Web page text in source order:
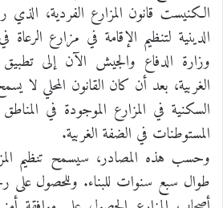
الكنيست قانون المزارع الفردية،
الدينية لتنظيم الإقامة في مزارع
وزارة الدفاع والجيش الآن إلى
الغربية، بعد أن كان القانون المحلي لا
السكنية في المزارع الموجودة في
المستوطنات في الضفة الغربية.
وحسب هذه المصادر، سيسمح تنظيم
طوال سبع سنوات للبناء. وللحصول